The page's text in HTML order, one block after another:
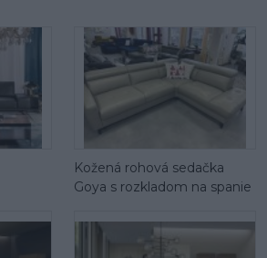
Kožená rohová sedačka
Goya s rozkladom na spanie